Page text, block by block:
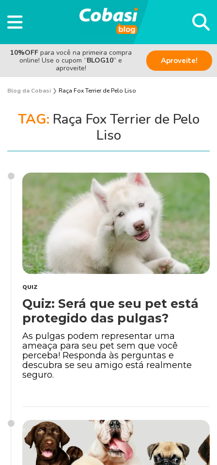
10%OFF para você na primeira compra
online! Use o cupom “BLOG10” e
aproveite!
Aproveite!
Blog da Cobasi ❯ Raça Fox Terrier de Pelo Liso
TAG: Raça Fox Terrier de Pelo
Liso
QUIZ
Quiz: Será que seu pet está
protegido das pulgas?
As pulgas podem representar uma
ameaça para seu pet sem que você
perceba! Responda às perguntas e
descubra se seu amigo está realmente
seguro.